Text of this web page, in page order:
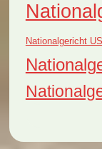
Nationalgericht